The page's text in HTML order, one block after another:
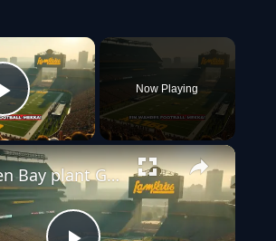
×
Play Video
Now Playing
Green Bay plant Großes rund um den NFL Draft 2025